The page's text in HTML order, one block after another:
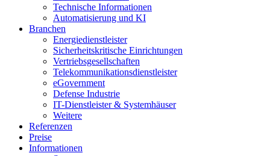
Technische Informationen
Automatisierung und KI
Branchen
Energiedienstleister
Sicherheitskritische Einrichtungen
Vertriebsgesellschaften
Telekommunikationsdienstleister
eGovernment
Defense Industrie
IT-Dienstleister & Systemhäuser
Weitere
Referenzen
Preise
Informationen